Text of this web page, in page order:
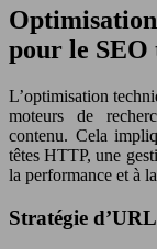
pour le SEO
L’optimisation
moteurs de
contenu. Cela
têtes HTTP, une
la performance et à
Stratégie